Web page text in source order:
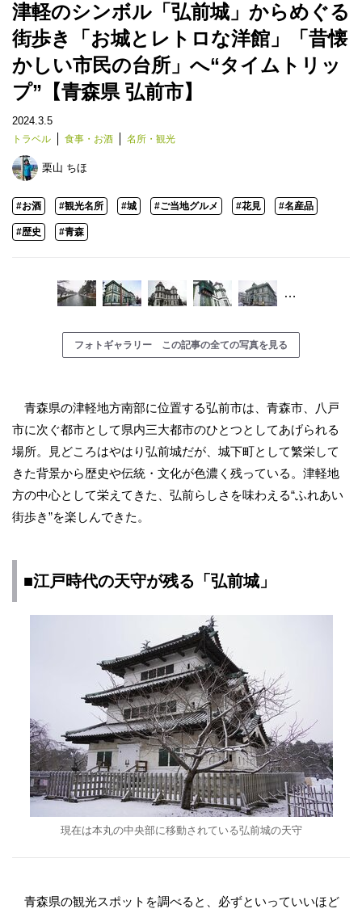
津軽のシンボル「弘前城」からめぐる
街歩き「お城とレトロな洋館」「昔懐
かしい市民の台所」へ“タイムトリッ
プ”【青森県 弘前市】
2024.3.5
トラベル 食事・お酒 名所・観光
栗山 ちほ
#お酒 #観光名所 #城 #ご当地グルメ #花見 #名産品
#歴史 #青森
…
フォトギャラリー この記事の全ての写真を見る
青森県の津軽地方南部に位置する弘前市は、青森市、八戸
市に次ぐ都市として県内三大都市のひとつとしてあげられる
場所。見どころはやはり弘前城だが、城下町として繁栄して
きた背景から歴史や伝統・文化が色濃く残っている。津軽地
方の中心として栄えてきた、弘前らしさを味わえる“ふれあい
街歩き”を楽しんできた。
■江戸時代の天守が残る「弘前城」
現在は本丸の中央部に移動されている弘前城の天守
青森県の観光スポットを調べると、必ずといっていいほど